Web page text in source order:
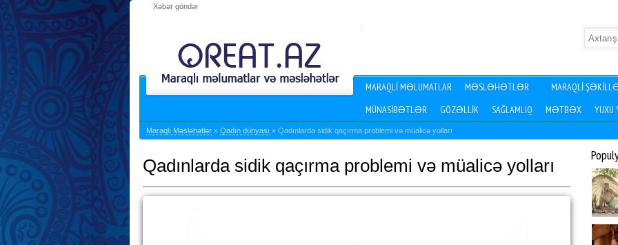
Xəbər göndər
MARAQLI MƏLUMATLAR MƏSLƏHƏTLƏR MARAQLI
MÜNASIBƏTLƏR
GÖZƏLLIK SAĞLAMLIQ MƏTBƏX YUXU
Maraqlı Məsləhətlər » Qadın dünyası » Qadınlarda sidik qaçırma problemi və müalicə yolları
Qadınlarda sidik qaçırma problemi və müalicə yolları